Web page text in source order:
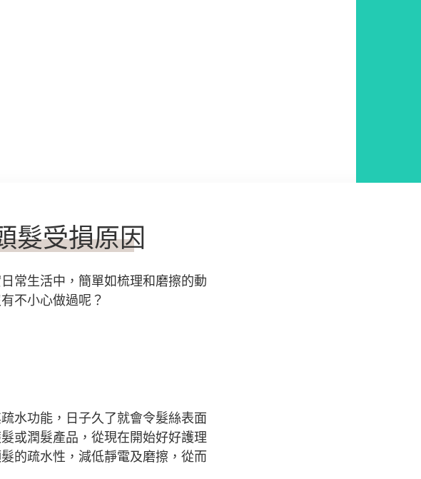
髮受損原因
常生活中，簡單如梳理和磨擦的動
不小心做過呢？
水功能，日子久了就會令髮絲表面
或潤髮產品，從現在開始好好護理
的疏水性，減低靜電及磨擦，從而